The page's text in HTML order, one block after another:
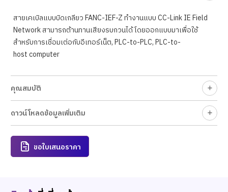
สายเคเบิลแบบบิดเกลียว FANC-IEF-Z ทำงานแบบ CC-Link IE Field
Network สามารถต้านทานเสียงรบกวนได้ โดยออกแบบมาเพื่อใช้
สำหรับการเชื่อมเต่อกับอีเทอร์เน็ต, PLC-to-PLC, PLC-to-
host computer
คุณสมบัติ
ดาวน์โหลดข้อมูลเพิ่มเติม
ขอใบเสนอราคา